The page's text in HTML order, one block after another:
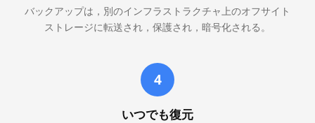
バックアップは，別のインフラストラクチャ上のオフサイト
ストレージに転送され，保護され，暗号化される。
4
いつでも復元